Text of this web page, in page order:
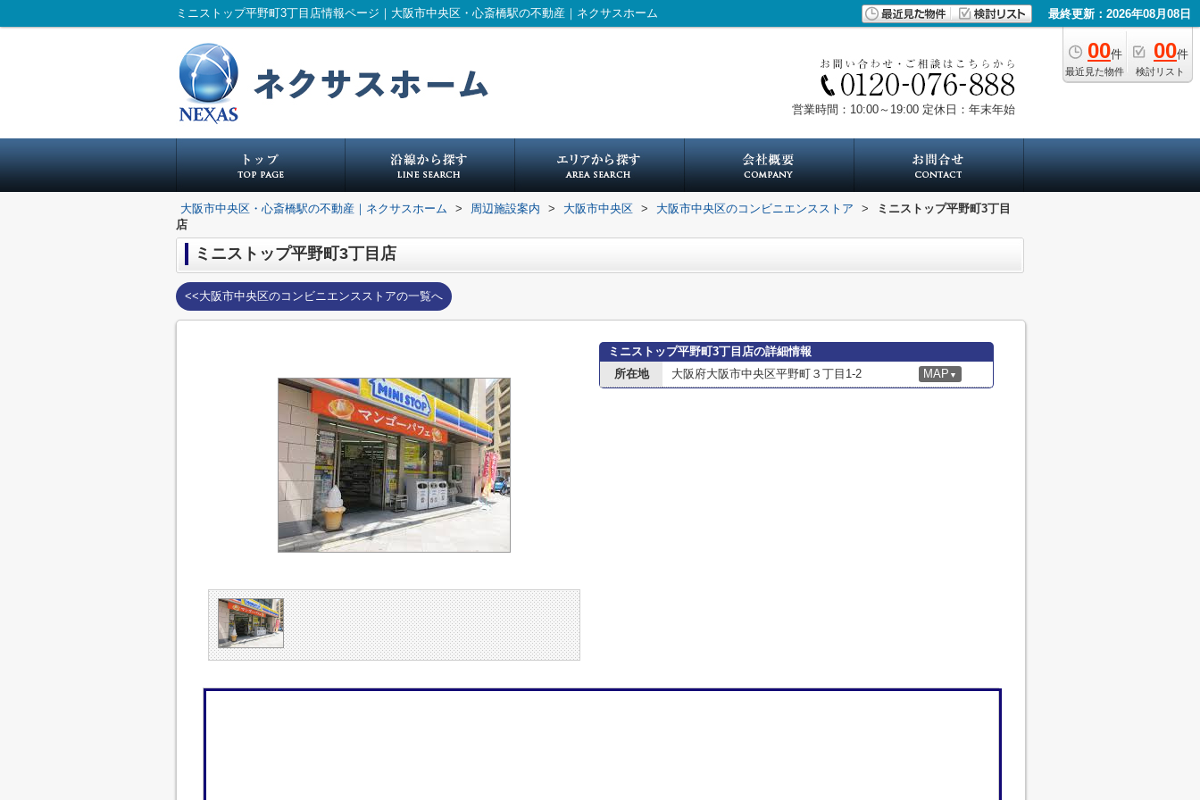
ミニストップ平野町3丁目店情報ページ｜大阪市中央区・心斎橋駅の不動産｜ネクサスホーム 最終更新：2026年08月08日
00件
最近見た物件
00件
検討リスト
営業時間：10:00～19:00 定休日：年末年始
大阪市中央区・心斎橋駅の不動産｜ネクサスホーム > 周辺施設案内 > 大阪市中央区 > 大阪市中央区のコンビニエンスストア >
ミニストップ平野町3丁目
店
ミニストップ平野町3丁目店
<<大阪市中央区のコンビニエンスストアの一覧へ
ミニストップ平野町3丁目店の詳細情報
所在地
大阪府大阪市中央区平野町３丁目1-2 MAP ▼